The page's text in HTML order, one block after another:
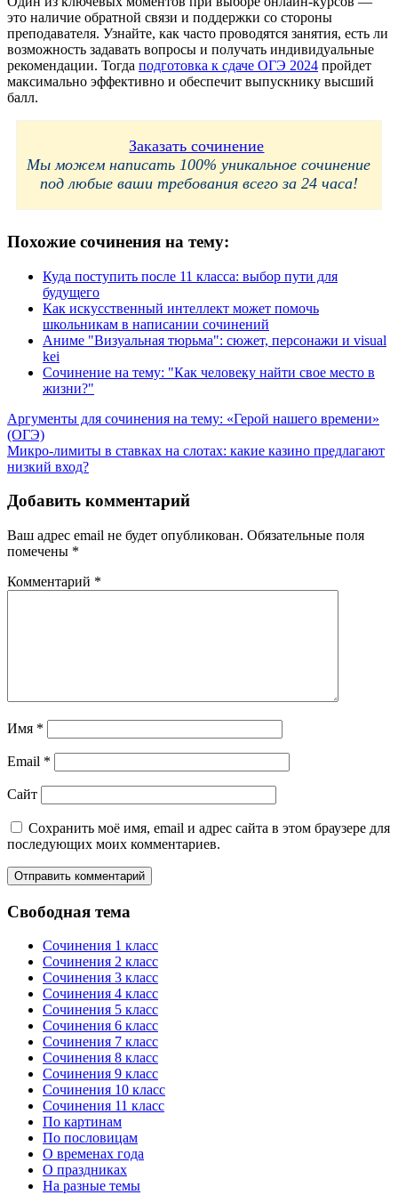
это наличие обратной связи и поддержки со стороны
преподавателя. Узнайте, как часто проводятся занятия, есть ли
возможность задавать вопросы и получать индивидуальные
рекомендации. Тогда подготовка к сдаче ОГЭ 2024 пройдет
максимально эффективно и обеспечит выпускнику высший
балл.
Заказать сочинение
Мы можем написать 100% уникальное сочинение
под любые ваши требования всего за 24 часа!
Похожие сочинения на тему:
Куда поступить после 11 класса: выбор пути для
будущего
Как искусственный интеллект может помочь
школьникам в написании сочинений
Аниме "Визуальная тюрьма": сюжет, персонажи и visual
kei
Сочинение на тему: "Как человеку найти свое место в
жизни?"
Навигация
по
записям
Аргументы для сочинения на тему: «Герой нашего времени»
(ОГЭ)
Микро-лимиты в ставках на слотах: какие казино предлагают
низкий вход?
Добавить комментарий
Ваш адрес email не будет опубликован. Обязательные поля
помечены *
Комментарий *
Имя *
Email *
Сайт
Сохранить моё имя, email и адрес сайта в этом браузере для
последующих моих комментариев.
Свободная тема
Сочинения 1 класс
Сочинения 2 класс
Сочинения 3 класс
Сочинения 4 класс
Сочинения 5 класс
Сочинения 6 класс
Сочинения 7 класс
Сочинения 8 класс
Сочинения 9 класс
Сочинения 10 класс
Сочинения 11 класс
По картинам
По пословицам
О временах года
О праздниках
На разные темы